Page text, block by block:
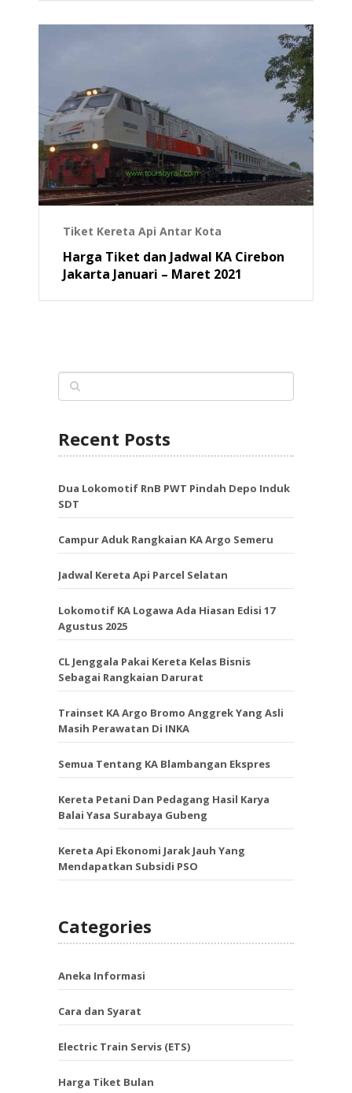
Tiket Kereta Api Antar Kota
Harga Tiket dan Jadwal KA Cirebon
Jakarta Januari – Maret 2021
Recent Posts
Dua Lokomotif RnB PWT Pindah Depo Induk
SDT
Campur Aduk Rangkaian KA Argo Semeru
Jadwal Kereta Api Parcel Selatan
Lokomotif KA Logawa Ada Hiasan Edisi 17
Agustus 2025
CL Jenggala Pakai Kereta Kelas Bisnis
Sebagai Rangkaian Darurat
Trainset KA Argo Bromo Anggrek Yang Asli
Masih Perawatan Di INKA
Semua Tentang KA Blambangan Ekspres
Kereta Petani Dan Pedagang Hasil Karya
Balai Yasa Surabaya Gubeng
Kereta Api Ekonomi Jarak Jauh Yang
Mendapatkan Subsidi PSO
Categories
Aneka Informasi
Cara dan Syarat
Electric Train Servis (ETS)
Harga Tiket Bulan